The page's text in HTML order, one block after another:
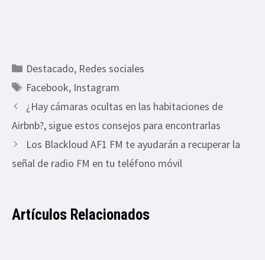
Categorías
Destacado, Redes sociales
Etiquetas
Facebook, Instagram
¿Hay cámaras ocultas en las habitaciones de
Airbnb?, sigue estos consejos para encontrarlas
Los Blackloud AF1 FM te ayudarán a recuperar la
señal de radio FM en tu teléfono móvil
Artículos Relacionados